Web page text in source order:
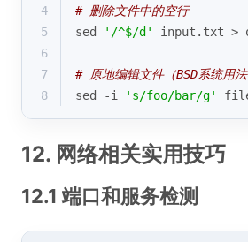
4
# 删除文件中的空行
5
sed '/^$/d'
input.txt >
6
7
# 原地编辑文件（BSD系统用法
8
sed -i 's/foo/bar/g'
12. 网络相关实用技巧
12.1 端口和服务检测